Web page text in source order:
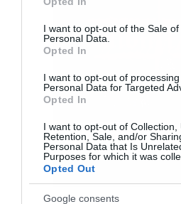
use your data for below specified
consent section.
I want to opt-out of the Sale of
Personal Data.
Opted In
I want to opt-out of
Personal Data for Targeted
Opted In
I want to opt-out of Collection,
Retention, Sale, and/or
Personal Data that Is
Purposes for which it was
Opted Out
Google consents
Wheeler, με τη μικρή Nell
παράσταση.
Το δεύτερο μέρος της
σεζόν, θα κάνει πρεμιέρα
ξημερώματα της 26ης
και θα περιλαμβάνει τρία